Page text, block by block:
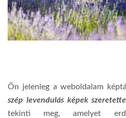
Ön jelenleg a weboldalam
szép levendulás képek
tekinti meg, amelyet